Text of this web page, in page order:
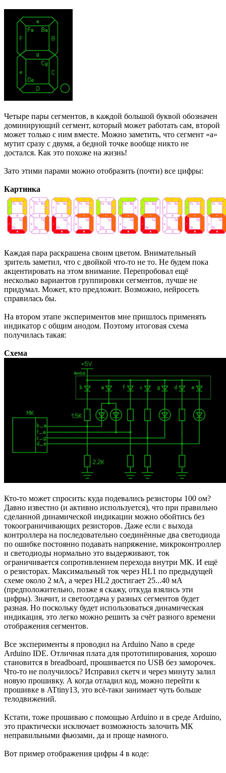
Четыре пары сегментов, в каждой большой буквой обозначен
доминирующий сегмент, который может работать сам, второй
может только с ним вместе. Можно заметить, что сегмент «а»
мутит сразу с двумя, а бедной точке вообще никто не
достался. Как это похоже на жизнь!
Зато этими парами можно отобразить (почти) все цифры:
Картинка
Каждая пара раскрашена своим цветом. Внимательный
зритель заметил, что с двойкой что-то не то. Не будем пока
акцентировать на этом внимание. Перепробовал ещё
несколько вариантов группировки сегментов, лучше не
придумал. Может, кто предложит. Возможно, нейросеть
справилась бы.
На втором этапе экспериментов мне пришлось применять
индикатор с общим анодом. Поэтому итоговая схема
получилась такая:
Схема
Кто-то может спросить: куда подевались резисторы 100 ом?
Давно известно (и активно используется), что при правильно
сделанной динамической индикации можно обойтись без
токоограничивающих резисторов. Даже если с выхода
контроллера на последовательно соединённые два светодиода
по ошибке постоянно подавать напряжение, микроконтроллер
и светодиоды нормально это выдерживают, ток
ограничивается сопротивлением перехода внутри МК. И ещё
о резисторах. Максимальный ток через HL1 по предыдущей
схеме около 2 мА, а через HL2 достигает 25...40 мА
(предположительно, позже я скажу, откуда взялись эти
цифры). Значит, и светоотдача у разных сегментов будет
разная. Но поскольку будет использоваться динамическая
индикация, это легко можно решить за счёт разного времени
отображения сегментов.
Все эксперименты я проводил на Arduino Nano в среде
Arduino IDE. Отличная плата для прототипирования, хорошо
становится в breadboard, прошивается по USB без заморочек.
Что-то не получилось? Исправил скетч и через минуту залил
новую прошивку. А когда отладил код, можно перейти к
прошивке в ATtiny13, это всё-таки занимает чуть больше
телодвижений.
Кстати, тоже прошиваю с помощью Arduino и в среде Arduino,
это практически исключает возможность залочить МК
неправильными фьюзами, да и проще намного.
Вот пример отображения цифры 4 в коде: